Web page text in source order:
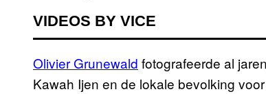
VIDEOS BY VICE
Olivier Grunewald fotografeerde al
Kawah Ijen en de lokale bevolking